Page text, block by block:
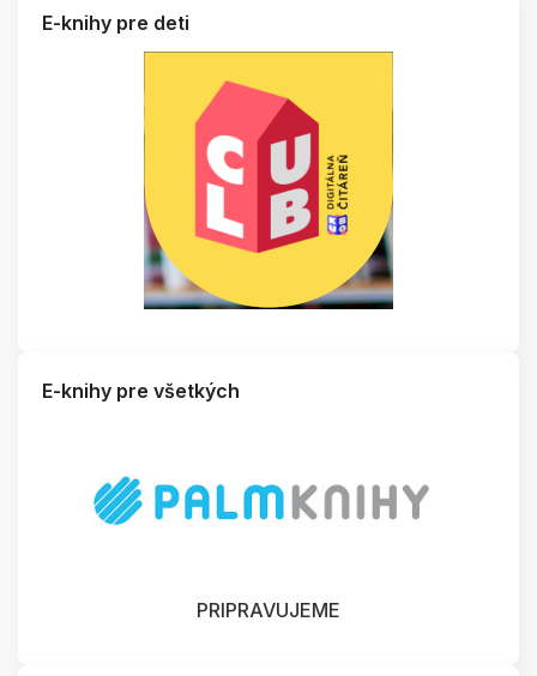
E-knihy pre deti
E-knihy pre všetkých
PRIPRAVUJEME